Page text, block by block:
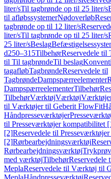
liter/sTil tagbrønde op til 25 liter/s
til afløbssystemerNødoverløb
tagbrønde op til 12 liter/s
liter/sTil tagbrønde op til 25 liter/s
25 liter/sBeslag
d250–315TilbehørReservedele til
til Til tagbrøndeTil beslag
tagafløbTagbrøndeReservedele til
TagbrøndeDampspærreelementer
DampspærreelementerTilbehør
TilbehørVærktøjVærktøj
til Værktøjer til Geberit FlowFit
Håndpresseværktøjer
til Presseværktøjer kompatibilitet
[2]Reservedele til
[2]Rørbearbejdningsværktøj
Rørbearbejdningsværktøj
med værktøjTilbehørReservedele
MeplaReservedele til Værktøj til
MeplaHåndpresseværktøj